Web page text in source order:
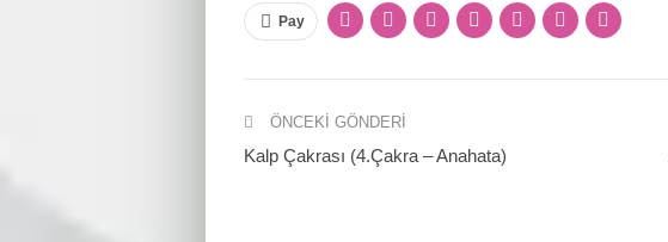
Pay
ÖNCEKI GÖNDERI
Kalp Çakrası (4.Çakra – Anahata)